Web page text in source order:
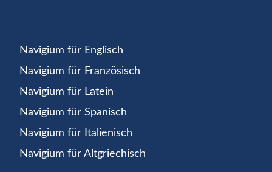
Navigium für Englisch
Navigium für Französisch
Navigium für Latein
Navigium für Spanisch
Navigium für Italienisch
Navigium für Altgriechisch